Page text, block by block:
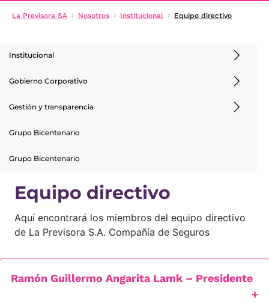
La Previsora SA Nosotros Institucional Equipo directivo
Institucional
Gobierno Corporativo
Gestión y transparencia
Grupo Bicentenario
Grupo Bicentenario
Equipo directivo
Aquí encontrará los miembros del equipo directivo
de La Previsora S.A. Compañía de Seguros
Ramón Guillermo Angarita Lamk – Presidente